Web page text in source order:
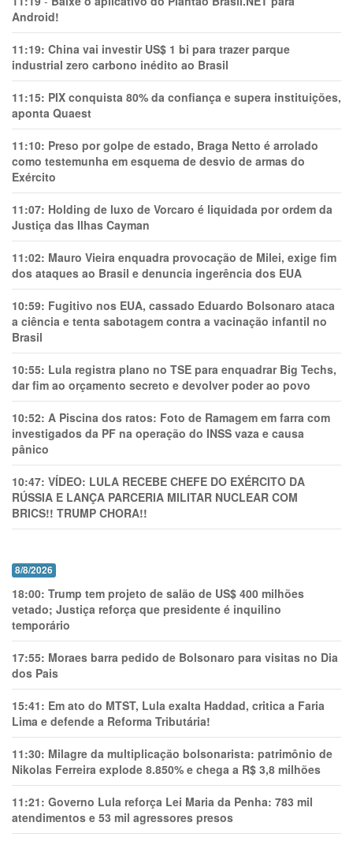
Android!
11:19: China vai investir US$ 1 bi para trazer parque
industrial zero carbono inédito ao Brasil
11:15: PIX conquista 80% da confiança e supera instituições,
aponta Quaest
11:10: Preso por golpe de estado, Braga Netto é arrolado
como testemunha em esquema de desvio de armas do
Exército
11:07: Holding de luxo de Vorcaro é liquidada por ordem da
Justiça das Ilhas Cayman
11:02: Mauro Vieira enquadra provocação de Milei, exige fim
dos ataques ao Brasil e denuncia ingerência dos EUA
10:59: Fugitivo nos EUA, cassado Eduardo Bolsonaro ataca
a ciência e tenta sabotagem contra a vacinação infantil no
Brasil
10:55: Lula registra plano no TSE para enquadrar Big Techs,
dar fim ao orçamento secreto e devolver poder ao povo
10:52: A Piscina dos ratos: Foto de Ramagem em farra com
investigados da PF na operação do INSS vaza e causa
pânico
10:47: VÍDEO: LULA RECEBE CHEFE DO EXÉRCITO DA
RÚSSIA E LANÇA PARCERIA MILITAR NUCLEAR COM
BRICS!! TRUMP CHORA!!
8/8/2026
18:00: Trump tem projeto de salão de US$ 400 milhões
vetado; Justiça reforça que presidente é inquilino
temporário
17:55: Moraes barra pedido de Bolsonaro para visitas no Dia
dos Pais
15:41: Em ato do MTST, Lula exalta Haddad, critica a Faria
Lima e defende a Reforma Tributária!
11:30: Milagre da multiplicação bolsonarista: patrimônio de
Nikolas Ferreira explode 8.850% e chega a R$ 3,8 milhões
11:21: Governo Lula reforça Lei Maria da Penha: 783 mil
atendimentos e 53 mil agressores presos